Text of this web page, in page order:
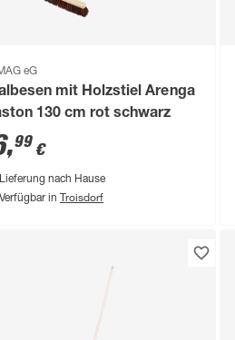
eG
mit Holzstiel Arenga
130 cm rot schwarz
,99 €
Lieferung nach Hause
Verfügbar in Troisdorf